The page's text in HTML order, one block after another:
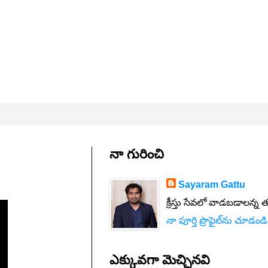
నా గురించి
Sayaram Gattu
క్రీస్తు సేవలో వాడబడాలన్న
నా పూర్తి ప్రొఫైల్‌ను చూడండి
ఎక్కువగా మెచ్చినవి